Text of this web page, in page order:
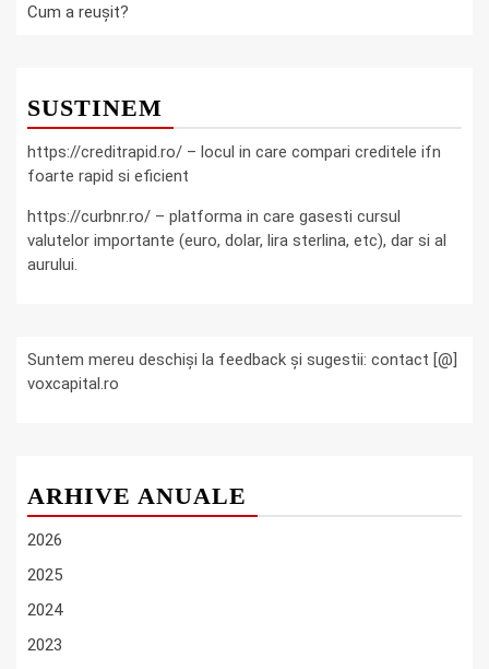
Cum a reușit?
SUSTINEM
https://creditrapid.ro/ – locul in care compari creditele ifn
foarte rapid si eficient
https://curbnr.ro/ – platforma in care gasesti cursul
valutelor importante (euro, dolar, lira sterlina, etc), dar si al
aurului.
Suntem mereu deschiși la feedback și sugestii: contact [@]
voxcapital.ro
ARHIVE ANUALE
2026
2025
2024
2023